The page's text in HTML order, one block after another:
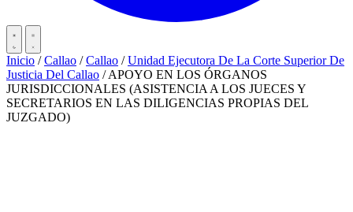
Inicio / Callao / Callao / Unidad Ejecutora De La Corte Superior De
Justicia Del Callao / APOYO EN LOS ÓRGANOS
JURISDICCIONALES (ASISTENCIA A LOS JUECES Y
SECRETARIOS EN LAS DILIGENCIAS PROPIAS DEL
JUZGADO)